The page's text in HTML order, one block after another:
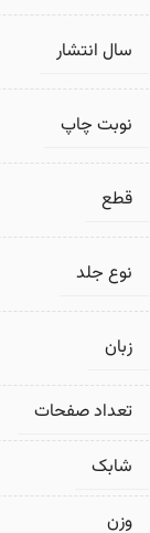
سال انتشار
نوبت چاپ
قطع
نوع جلد
زبان
تعداد صفحات
شابک
وزن